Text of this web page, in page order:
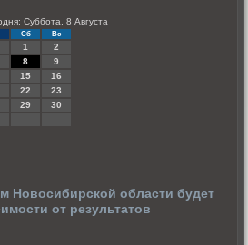
Суббота, 8 Августа
Сб Вс
1
2
8
9
15
16
22
23
29
30
Новосибирской области будет
от результатов